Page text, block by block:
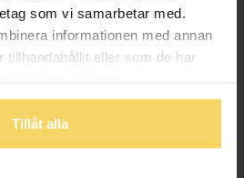
som vi samarbetar med.
informationen med annan
tillhandahållit eller som de har
Tillåt alla
Wesselton (H)
SI
0,85